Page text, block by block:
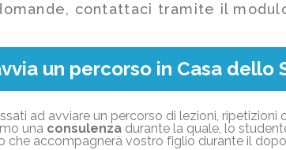
contattaci tramite il
un percorso in Casa dello
ad avviare un percorso di lezioni,
una consulenza durante la quale, lo
che accompagnerà vostro figlio durante il